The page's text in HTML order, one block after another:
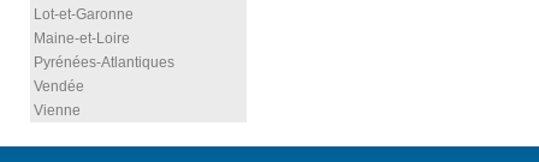
Lot-et-Garonne
Maine-et-Loire
Pyrénées-Atlantiques
Vendée
Vienne